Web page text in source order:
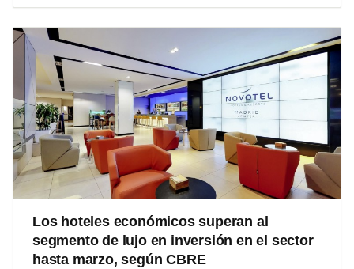
Los hoteles económicos superan al
segmento de lujo en inversión en el sector
hasta marzo, según CBRE